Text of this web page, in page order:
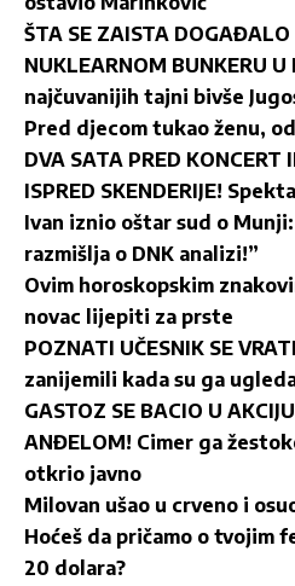
ŠTA SE ZAISTA
NUKLEARNOM BUNKERU U
najčuvanijih tajni bivše
Pred djecom tukao ženu,
DVA SATA PRED KONCERT
ISPRED SKENDERIJE!
Ivan iznio oštar sud o
razmišlja o DNK analizi!”
Ovim horoskopskim
novac lijepiti za prste
POZNATI UČESNIK SE
zanijemili kada su ga
GASTOZ SE BACIO U
ANĐELOM! Cimer ga
otkrio javno
Milovan ušao u crveno i
Hoćeš da pričamo o tvojim
20 dolara?